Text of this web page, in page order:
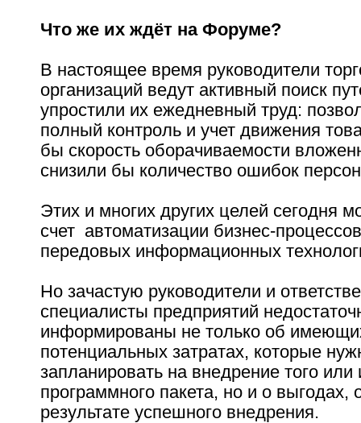
Что же их ждёт на Форуме?
В настоящее время руководители
организаций ведут активный поиск
упростили их ежедневный труд:
полный контроль и учет движения
бы скорость оборачиваемости
снизили бы количество ошибок
Этих и многих других целей сегодня
счет автоматизации бизнес-
передовых информационных
Но зачастую руководители и
специалисты предприятий
информированы не только об
потенциальных затратах, которые
запланировать на внедрение того или
программного пакета, но и о
результате успешного внедрения.